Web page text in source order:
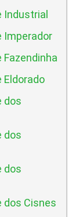
Industrial
Imperador
Fazendinha
Eldorado
dos
dos
dos
dos Cisnes